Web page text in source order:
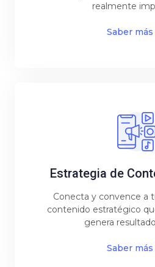
realmente
Saber más
Estrategia de
Conecta y convence a
contenido estratégico
genera
Saber más